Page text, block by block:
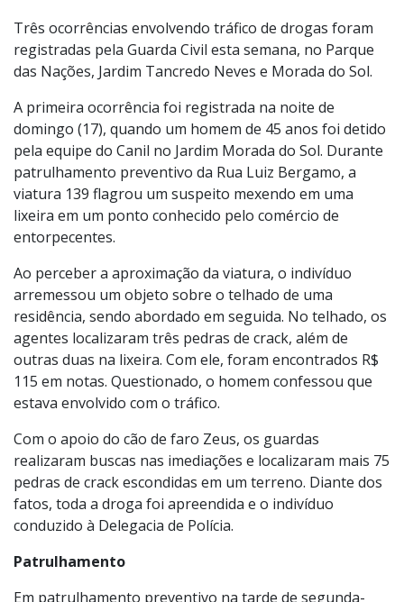
Três ocorrências envolvendo tráfico de drogas foram
registradas pela Guarda Civil esta semana, no Parque
das Nações, Jardim Tancredo Neves e Morada do Sol.
A primeira ocorrência foi registrada na noite de
domingo (17), quando um homem de 45 anos foi detido
pela equipe do Canil no Jardim Morada do Sol. Durante
patrulhamento preventivo da Rua Luiz Bergamo, a
viatura 139 flagrou um suspeito mexendo em uma
lixeira em um ponto conhecido pelo comércio de
entorpecentes.
Ao perceber a aproximação da viatura, o indivíduo
arremessou um objeto sobre o telhado de uma
residência, sendo abordado em seguida. No telhado, os
agentes localizaram três pedras de crack, além de
outras duas na lixeira. Com ele, foram encontrados R$
115 em notas. Questionado, o homem confessou que
Com o apoio do cão de faro Zeus, os guardas
realizaram buscas nas imediações e localizaram mais 75
pedras de crack escondidas em um terreno. Diante dos
fatos, toda a droga foi apreendida e o indivíduo
conduzido à Delegacia de Polícia.